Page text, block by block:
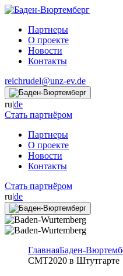
Партнеры
О проекте
Новости
Контакты
reichrudel@unz-ev.de
ru|de
Стать партнёром
Партнеры
О проекте
Новости
Контакты
Стать партнёром
ru|de
ГлавнаяБаден-
СМТ2020 в Штутгарте